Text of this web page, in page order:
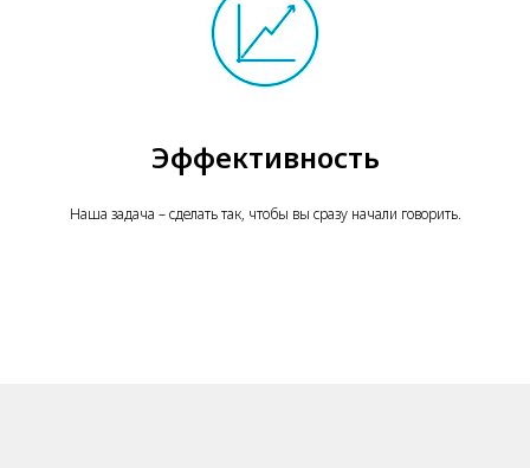
Эффективность
Наша задача – сделать так, чтобы вы сразу начали говорить.